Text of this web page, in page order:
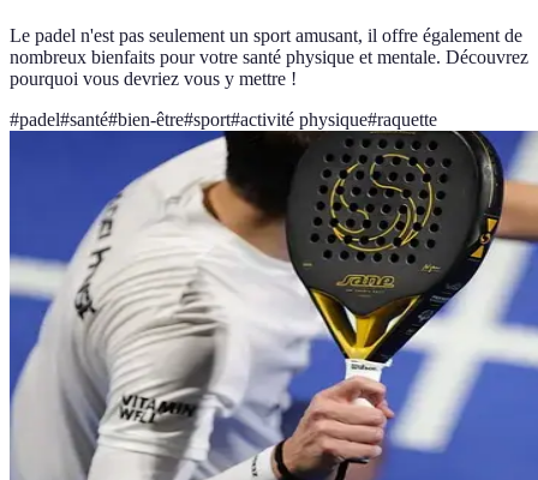
Le padel n'est pas seulement un sport amusant, il offre également de
nombreux bienfaits pour votre santé physique et mentale. Découvrez
pourquoi vous devriez vous y mettre !
#padel#santé#bien-être#sport#activité physique#raquette